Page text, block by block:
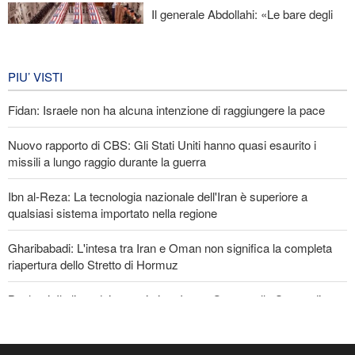
Il generale Abdollahi: «Le bare degli
PIU’ VISTI
Fidan: Israele non ha alcuna intenzione di raggiungere la pace
Nuovo rapporto di CBS: Gli Stati Uniti hanno quasi esaurito i
missili a lungo raggio durante la guerra
Ibn al-Reza: La tecnologia nazionale dell'Iran è superiore a
qualsiasi sistema importato nella regione
Gharibabadi: L'intesa tra Iran e Oman non significa la completa
riapertura dello Stretto di Hormuz
Baghaei: Il clima dei negoziati tra Iran e Oman sullo Stretto di